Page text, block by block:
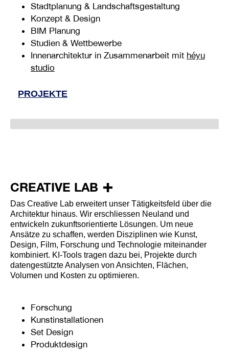
Stadtplanung & Landschaftsgestaltung
Konzept & Design
BIM Planung
Studien & Wettbewerbe
Innenarchitektur in Zusammenarbeit mit héyu
studio
PROJEKTE
CREATIVE LAB
Das Creative Lab erweitert unser Tätigkeitsfeld über die
Architektur hinaus. Wir erschliessen Neuland und
entwickeln zukunftsorientierte Lösungen. Um neue
Ansätze zu schaffen, werden Disziplinen wie Kunst,
Design, Film, Forschung und Technologie miteinander
kombiniert. KI-Tools tragen dazu bei, Projekte durch
datengestützte Analysen von Ansichten, Flächen,
Volumen und Kosten zu optimieren.
Forschung
Kunstinstallationen
Set Design
Produktdesign